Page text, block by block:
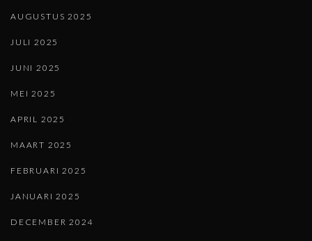
AUGUSTUS 2025
JULI 2025
JUNI 2025
MEI 2025
APRIL 2025
MAART 2025
FEBRUARI 2025
JANUARI 2025
DECEMBER 2024